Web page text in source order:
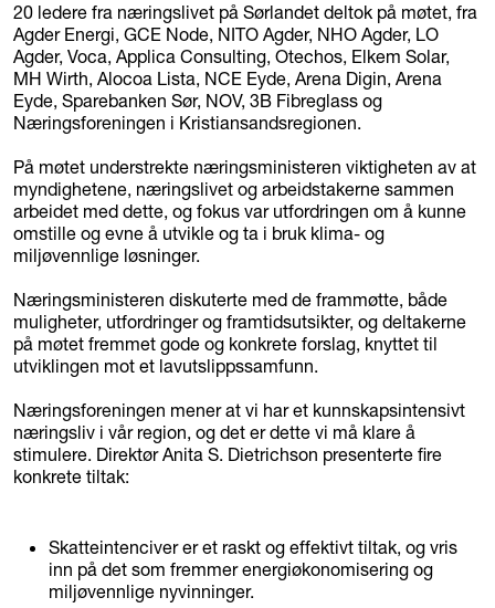
20 ledere fra næringslivet på Sørlandet deltok på møtet, fra
Agder Energi, GCE Node, NITO Agder, NHO Agder, LO
Agder, Voca, Applica Consulting, Otechos, Elkem Solar,
MH Wirth, Alocoa Lista, NCE Eyde, Arena Digin, Arena
Eyde, Sparebanken Sør, NOV, 3B Fibreglass og
Næringsforeningen i Kristiansandsregionen.
På møtet understrekte næringsministeren viktigheten av at
myndighetene, næringslivet og arbeidstakerne sammen
arbeidet med dette, og fokus var utfordringen om å kunne
omstille og evne å utvikle og ta i bruk klima- og
miljøvennlige løsninger.
Næringsministeren diskuterte med de frammøtte, både
muligheter, utfordringer og framtidsutsikter, og deltakerne
på møtet fremmet gode og konkrete forslag, knyttet til
utviklingen mot et lavutslippssamfunn.
Næringsforeningen mener at vi har et kunnskapsintensivt
næringsliv i vår region, og det er dette vi må klare å
stimulere. Direktør Anita S. Dietrichson presenterte fire
konkrete tiltak:
Skatteintenciver er et raskt og effektivt tiltak, og vris
inn på det som fremmer energiøkonomisering og
miljøvennlige nyvinninger.